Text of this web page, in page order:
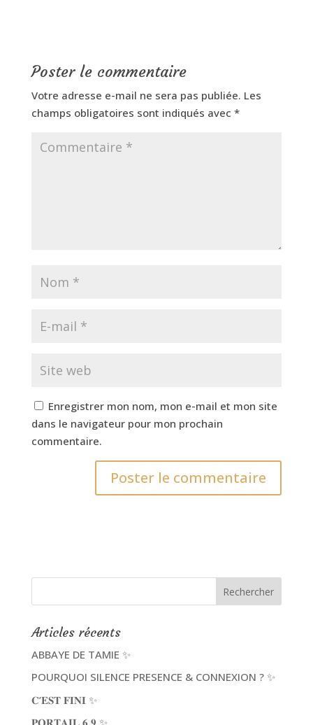
Poster le commentaire
Votre adresse e-mail ne sera pas publiée. Les
champs obligatoires sont indiqués avec *
Enregistrer mon nom, mon e-mail et mon site
dans le navigateur pour mon prochain
commentaire.
Articles récents
ABBAYE DE TAMIE ✨
POURQUOI SILENCE PRESENCE & CONNEXION ? ✨
𝐂’𝐄𝐒𝐓 𝐅𝐈𝐍𝐈 ✨